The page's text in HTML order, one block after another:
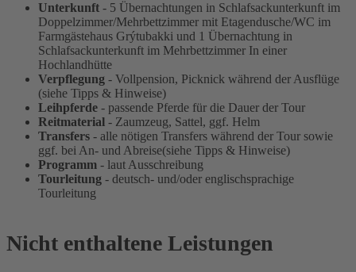
Unterkunft - 5 Übernachtungen in Schlafsackunterkunft im
Doppelzimmer/Mehrbettzimmer mit Etagendusche/WC im
Farmgästehaus Grýtubakki und 1 Übernachtung in
Schlafsackunterkunft im Mehrbettzimmer In einer
Hochlandhütte
Verpflegung - Vollpension, Picknick während der Ausflüge
(siehe Tipps & Hinweise)
Leihpferde - passende Pferde für die Dauer der Tour
Reitmaterial - Zaumzeug, Sattel, ggf. Helm
Transfers - alle nötigen Transfers während der Tour sowie
ggf. bei An- und Abreise(siehe Tipps & Hinweise)
Programm - laut Ausschreibung
Tourleitung - deutsch- und/oder englischsprachige
Tourleitung
Nicht enthaltene Leistungen